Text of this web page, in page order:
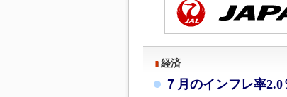
経済
７月のインフレ率